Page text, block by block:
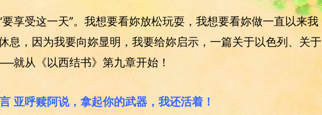
享受这一天”。我想要看妳放松玩耍，我想要看妳做一直以来我
息，因为我要向妳显明，我要给妳启示，一篇关于以色列、关于
就从《以西结书》第九章开始！
亚呼赎阿说，拿起你的武器，我还活着！